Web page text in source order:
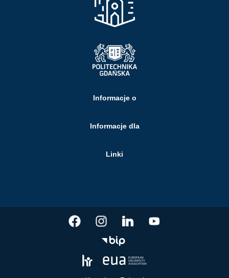
Informacje o
Informacje dla
Linki